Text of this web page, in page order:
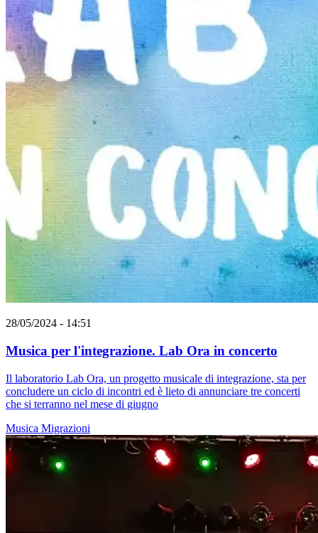
28/05/2024 - 14:51
Musica per l'integrazione. Lab Ora in concerto
Il laboratorio Lab Ora, un progetto musicale di integrazione, sta per
concludere un ciclo di incontri ed è lieto di annunciare tre concerti
che si terranno nel mese di giugno
Musica Migrazioni